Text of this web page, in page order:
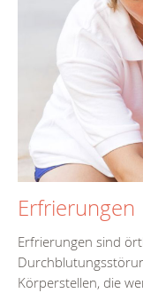
Erfrierungen
Erfrierungen sind
Körperstellen, die